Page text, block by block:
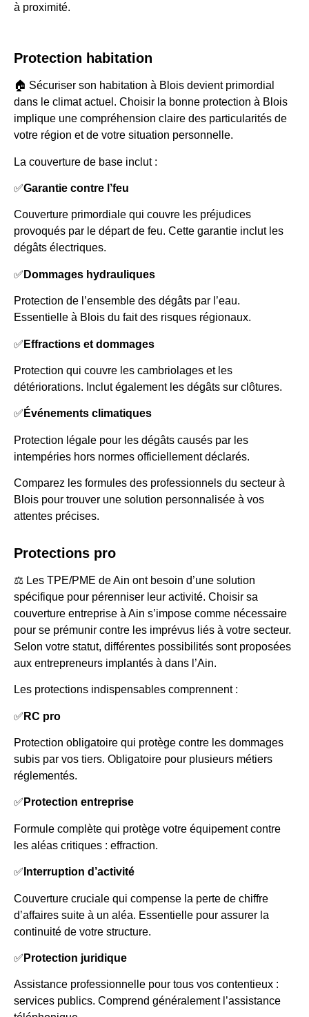
à proximité.
Protection habitation
🏠 Sécuriser son habitation à Blois devient primordial
dans le climat actuel. Choisir la bonne protection à Blois
implique une compréhension claire des particularités de
votre région et de votre situation personnelle.
La couverture de base inclut :
✅Garantie contre l’feu
Couverture primordiale qui couvre les préjudices
provoqués par le départ de feu. Cette garantie inclut les
dégâts électriques.
✅ Dommages hydrauliques
Protection de l’ensemble des dégâts par l’eau.
Essentielle à Blois du fait des risques régionaux.
✅ Effractions et dommages
Protection qui couvre les cambriolages et les
détériorations. Inclut également les dégâts sur clôtures.
✅ Événements climatiques
Protection légale pour les dégâts causés par les
intempéries hors normes officiellement déclarés.
Comparez les formules des professionnels du secteur à
Blois pour trouver une solution personnalisée à vos
attentes précises.
Protections pro
⚖️ Les TPE/PME de Ain ont besoin d’une solution
spécifique pour pérenniser leur activité. Choisir sa
couverture entreprise à Ain s’impose comme nécessaire
pour se prémunir contre les imprévus liés à votre secteur.
Selon votre statut, différentes possibilités sont proposées
aux entrepreneurs implantés à dans l’Ain.
Les protections indispensables comprennent :
✅ RC pro
Protection obligatoire qui protège contre les dommages
subis par vos tiers. Obligatoire pour plusieurs métiers
réglementés.
✅ Protection entreprise
Formule complète qui protège votre équipement contre
les aléas critiques : effraction.
✅ Interruption d’activité
Couverture cruciale qui compense la perte de chiffre
d’affaires suite à un aléa. Essentielle pour assurer la
continuité de votre structure.
✅ Protection juridique
Assistance professionnelle pour tous vos contentieux :
services publics. Comprend généralement l’assistance